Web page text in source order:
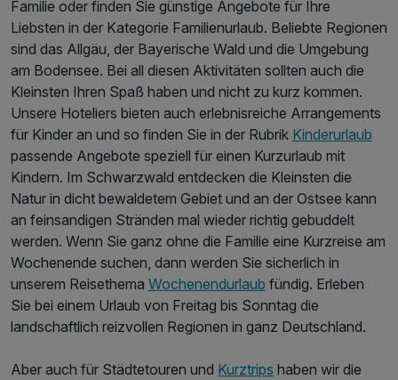
Familie oder finden Sie günstige Angebote für Ihre
Liebsten in der Kategorie Familienurlaub. Beliebte Regionen
sind das Allgäu, der Bayerische Wald und die Umgebung
am Bodensee. Bei all diesen Aktivitäten sollten auch die
Kleinsten Ihren Spaß haben und nicht zu kurz kommen.
Unsere Hoteliers bieten auch erlebnisreiche Arrangements
für Kinder an und so finden Sie in der Rubrik Kinderurlaub
passende Angebote speziell für einen Kurzurlaub mit
Kindern. Im Schwarzwald entdecken die Kleinsten die
Natur in dicht bewaldetem Gebiet und an der Ostsee kann
an feinsandigen Stränden mal wieder richtig gebuddelt
werden. Wenn Sie ganz ohne die Familie eine Kurzreise am
Wochenende suchen, dann werden Sie sicherlich in
unserem Reisethema Wochenendurlaub fündig. Erleben
Sie bei einem Urlaub von Freitag bis Sonntag die
landschaftlich reizvollen Regionen in ganz Deutschland.
Aber auch für Städtetouren und Kurztrips haben wir die